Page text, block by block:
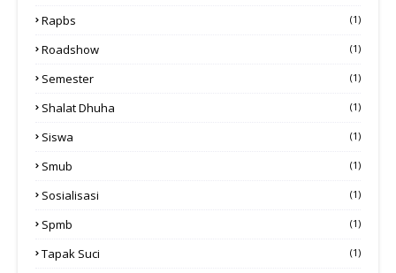
Rapbs (1)
Roadshow (1)
Semester (1)
Shalat Dhuha (1)
Siswa (1)
Smub (1)
Sosialisasi (1)
Spmb (1)
Tapak Suci (1)